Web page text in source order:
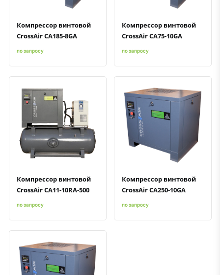
Компрессор винтовой
CrossAir CA185-8GA
по запросу
Компрессор винтовой
CrossAir CA75-10GA
по запросу
Быстрый просмотр
Добавить к сравнению
Добавить в избранное
Компрессор винтовой
CrossAir CA11-10RA-500
по запросу
Добавить к сравнению
Добавить в избранное
Компрессор винтовой
CrossAir CA250-10GA
по запросу